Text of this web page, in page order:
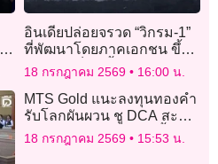
อินเดียปล่อยจรวด “วิกรม-1”
ที่พัฒนาโดยภาคเอกชน ขึ้นสู่
วงโคจรเป็นครั้งแรก
18 กรกฎาคม 2569 16:00 น.
MTS Gold แนะลงทุนทองคำ
รับโลกผันผวน ชู DCA สะสม
ระยะยาว เตือนใช้มาร์จิ้น
เสี่ยงขาดทุนสูง
18 กรกฎาคม 2569 15:53 น.